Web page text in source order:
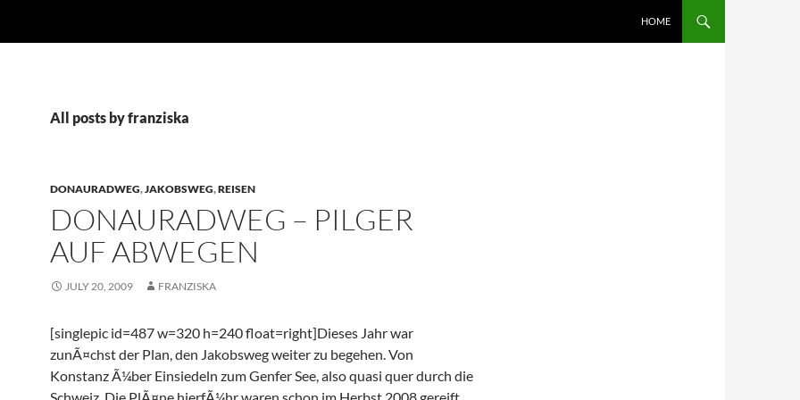
HOME
All posts by franziska
DONAURADWEG,JAKOBSWEG,REISEN
DONAURADWEG – PILGER
AUF ABWEGEN
JULY 20, 2009 FRANZISKA
[singlepic id=487 w=320 h=240 float=right]Dieses Jahr war
zunÃ¤chst der Plan, den Jakobsweg weiter zu begehen. Von
Konstanz Ã¼ber Einsiedeln zum Genfer See, also quasi quer durch die